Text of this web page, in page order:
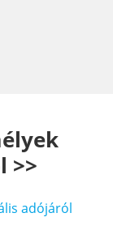
>>
adójáról